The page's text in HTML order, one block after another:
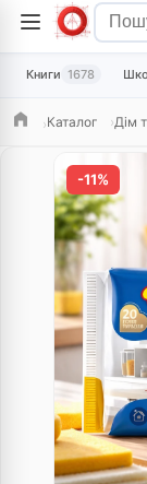
Книги 1678
ГоловнаКаталог Дім
-11%